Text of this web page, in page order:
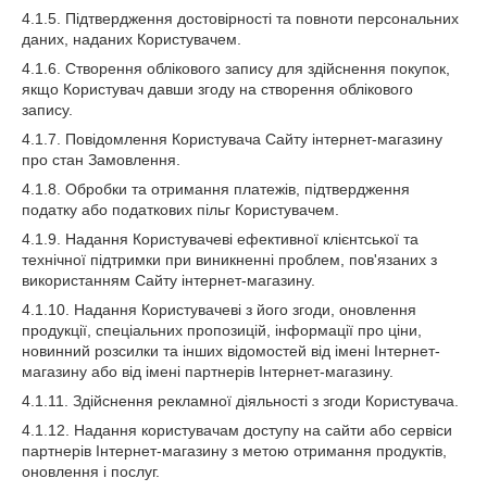
4.1.5. Підтвердження достовірності та повноти персональних
даних, наданих Користувачем.
4.1.6. Створення облікового запису для здійснення покупок,
якщо Користувач давши згоду на створення облікового
запису.
4.1.7. Повідомлення Користувача Сайту інтернет-магазину
про стан Замовлення.
4.1.8. Обробки та отримання платежів, підтвердження
податку або податкових пільг Користувачем.
4.1.9. Надання Користувачеві ефективної клієнтської та
технічної підтримки при виникненні проблем, пов'язаних з
використанням Сайту інтернет-магазину.
4.1.10. Надання Користувачеві з його згоди, оновлення
продукції, спеціальних пропозицій, інформації про ціни,
новинний розсилки та інших відомостей від імені Інтернет-
магазину або від імені партнерів Інтернет-магазину.
4.1.11. Здійснення рекламної діяльності з згоди Користувача.
4.1.12. Надання користувачам доступу на сайти або сервіси
партнерів Інтернет-магазину з метою отримання продуктів,
оновлення і послуг.